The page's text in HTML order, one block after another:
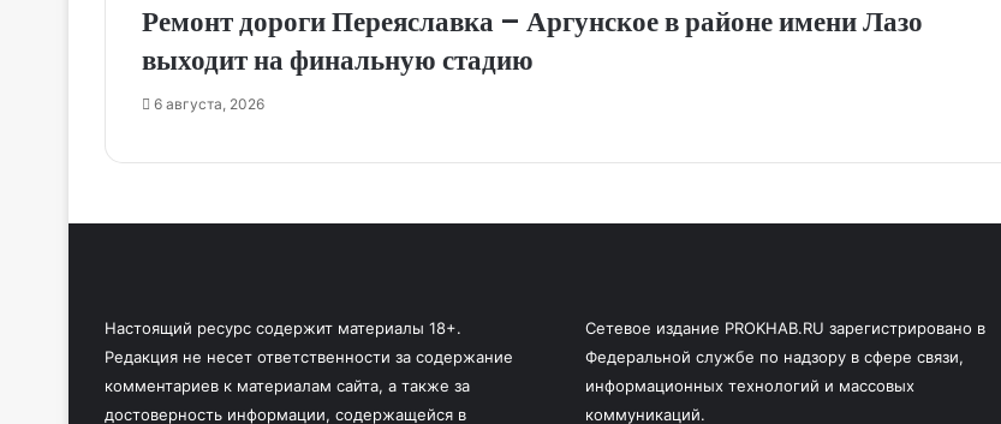
Ремонт дороги Переяславка – Аргунское в районе имени Лазо
выходит на финальную стадию
6 августа, 2026
Настоящий ресурс содержит материалы 18+.
Редакция не несет ответственности за содержание
комментариев к материалам сайта, а также за
достоверность информации, содержащейся в
Сетевое издание PROKHAB.RU зарегистрировано в
Федеральной службе по надзору в сфере связи,
информационных технологий и массовых
коммуникаций.